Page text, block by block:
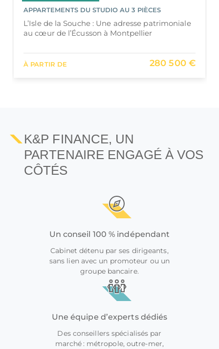
APPARTEMENTS DU STUDIO AU 3 PIÈCES
L’Isle de la Souche : Une adresse patrimoniale
au cœur de l’Écusson à Montpellier
À PARTIR DE 280 500 €
K&P FINANCE, UN
PARTENAIRE ENGAGÉ À VOS
CÔTÉS
Un conseil 100 % indépendant
Cabinet détenu par ses dirigeants,
sans lien avec un promoteur ou un
groupe bancaire.
Une équipe d’experts dédiés
Des conseillers spécialisés par
marché : métropole, outre-mer,